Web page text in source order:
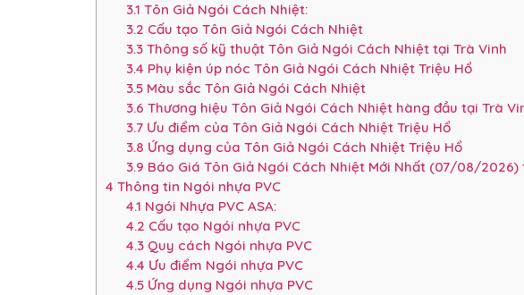
3.1 Tôn Giả Ngói Cách Nhiệt:
3.2 Cấu tạo Tôn Giả Ngói Cách Nhiệt
3.3Thông số kỹ thuật Tôn Giả Ngói Cách Nhiệt tại Trà Vinh
3.4 Phụ kiện úp nóc Tôn Giả Ngói Cách Nhiệt Triệu Hổ
3.5Màu sắc Tôn Giả Ngói Cách Nhiệt
3.6 Thương hiệu Tôn Giả Ngói Cách Nhiệt hàng đầu tại Trà
3.7Ưu điểm của Tôn Giả Ngói Cách Nhiệt Triệu Hổ
3.8 Ứng dụng của Tôn Giả Ngói Cách Nhiệt Triệu Hổ
3.9 Báo Giá Tôn Giả Ngói Cách Nhiệt Mới Nhất (07/08/2026)
4 Thông tin Ngói nhựa PVC
4.1 Ngói Nhựa PVC ASA:
4.2 Cấu tạo Ngói nhựa PVC
4.3Quy cách Ngói nhựa PVC
4.4 Ưu điểm Ngói nhựa PVC
4.5Ứng dụng Ngói nhựa PVC